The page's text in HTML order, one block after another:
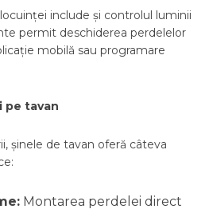
include și controlul luminii
permit deschiderea perdelelor
mobilă sau programare
pe tavan
șinele de tavan oferă câteva
Montarea perdelei direct